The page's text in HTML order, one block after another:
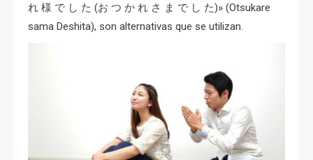
れ 様 で し た (お つ か れ さ ま で し た)» (Otsukare
sama Deshita), son alternativas que se utilizan.